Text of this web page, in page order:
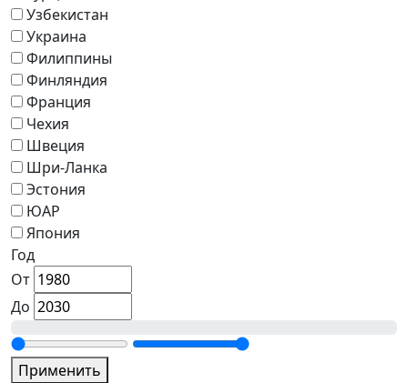
Узбекистан
Украина
Филиппины
Финляндия
Франция
Чехия
Швеция
Шри-Ланка
Эстония
ЮАР
Япония
Год
От
До
Применить